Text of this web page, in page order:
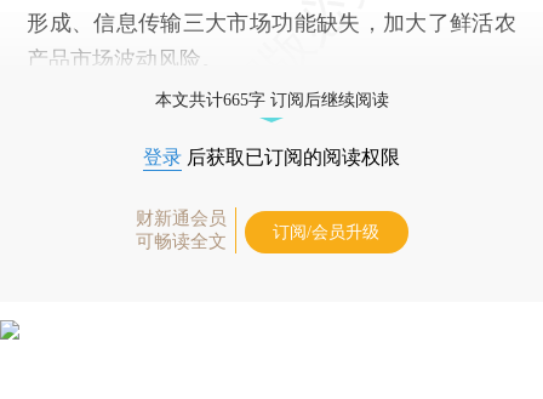
形成、信息传输三大市场功能缺失，加大了鲜活农
产品市场波动风险。
本文共计665字 订阅后继续阅读
登录 后获取已订阅的阅读权限
财新通会员
可畅读全文
订阅/会员升级